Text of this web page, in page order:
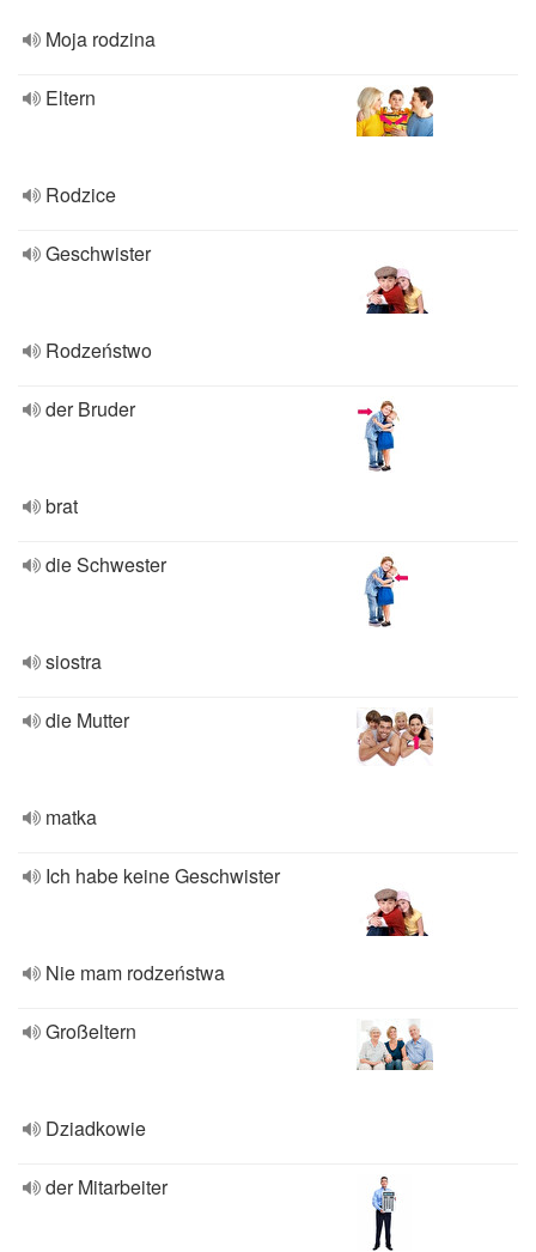
Moja rodzina
Eltern
Rodzice
Geschwister
Rodzeństwo
der Bruder
brat
die Schwester
siostra
die Mutter
matka
Ich habe keine Geschwister
Nie mam rodzeństwa
Großeltern
Dziadkowie
der Mitarbeiter